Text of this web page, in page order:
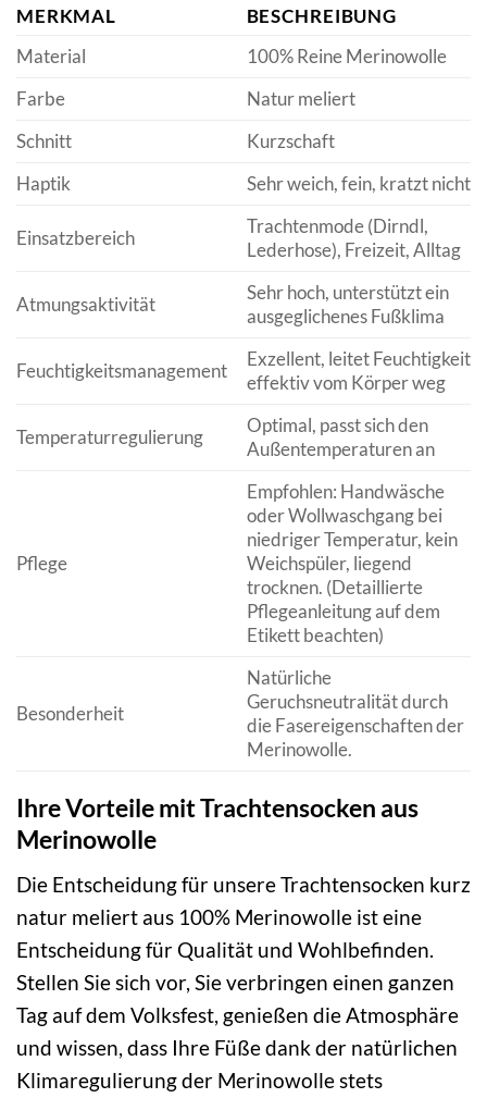
MERKMAL
BESCHREIBUNG
Material
100% Reine Merinowolle
Farbe
Natur meliert
Schnitt
Kurzschaft
Haptik
Sehr weich, fein, kratzt nicht
Einsatzbereich
Trachtenmode (Dirndl,
Lederhose), Freizeit, Alltag
Atmungsaktivität
Sehr hoch, unterstützt ein
ausgeglichenes Fußklima
Feuchtigkeitsmanagement
Exzellent, leitet Feuchtigkeit
effektiv vom Körper weg
Temperaturregulierung
Optimal, passt sich den
Außentemperaturen an
Pflege
Empfohlen: Handwäsche
oder Wollwaschgang bei
niedriger Temperatur, kein
Weichspüler, liegend
trocknen. (Detaillierte
Pflegeanleitung auf dem
Etikett beachten)
Besonderheit
Natürliche
Geruchsneutralität durch
die Fasereigenschaften der
Merinowolle.
Ihre Vorteile mit Trachtensocken aus
Merinowolle
Die Entscheidung für unsere Trachtensocken kurz
natur meliert aus 100% Merinowolle ist eine
Entscheidung für Qualität und Wohlbefinden.
Stellen Sie sich vor, Sie verbringen einen ganzen
Tag auf dem Volksfest, genießen die Atmosphäre
und wissen, dass Ihre Füße dank der natürlichen
Klimaregulierung der Merinowolle stets